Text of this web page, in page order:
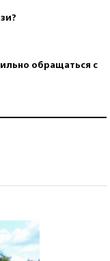
обращаться с